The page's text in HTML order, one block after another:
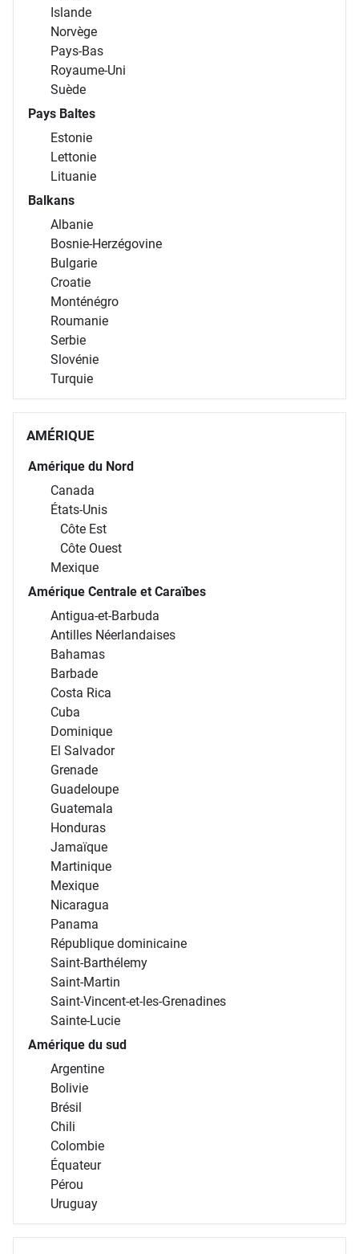
Islande
Norvège
Pays-Bas
Royaume-Uni
Suède
Pays Baltes
Estonie
Lettonie
Lituanie
Balkans
Albanie
Bosnie-Herzégovine
Bulgarie
Croatie
Monténégro
Roumanie
Serbie
Slovénie
Turquie
AMÉRIQUE
Amérique du Nord
Canada
États-Unis
Côte Est
Côte Ouest
Mexique
Amérique Centrale et Caraïbes
Antigua-et-Barbuda
Antilles Néerlandaises
Bahamas
Barbade
Costa Rica
Cuba
Dominique
El Salvador
Grenade
Guadeloupe
Guatemala
Honduras
Jamaïque
Martinique
Mexique
Nicaragua
Panama
République dominicaine
Saint-Barthélemy
Saint-Martin
Saint-Vincent-et-les-Grenadines
Sainte-Lucie
Amérique du sud
Argentine
Bolivie
Brésil
Chili
Colombie
Équateur
Pérou
Uruguay